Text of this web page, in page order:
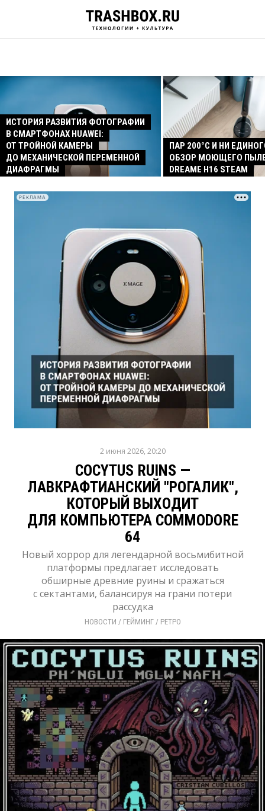
ИСТОРИЯ РАЗВИТИЯ ФОТОГРАФИИ
В СМАРТФОНАХ HUAWEI:
ОТ ТРОЙНОЙ КАМЕРЫ
ДО МЕХАНИЧЕСКОЙ ПЕРЕМЕННОЙ
ДИАФРАГМЫ
ПАР 200°C И НИ
ОБЗОР МОЮЩЕГО
DREAME H16 STEAM
РЕКЛАМА
2 июня 2026, 20:20
COCYTUS RUINS —
ЛАВКРАФТИАНСКИЙ "РОГАЛИК",
КОТОРЫЙ ВЫХОДИТ
ДЛЯ КОМПЬЮТЕРА COMMODORE
64
Новый хоррор для легендарной восьмибитной
платформы предлагает исследовать
обширные древние руины и сражаться
с сектантами, балансируя на грани потери
рассудка
НОВОСТИ / ГЕЙМИНГ/ РЕТРО